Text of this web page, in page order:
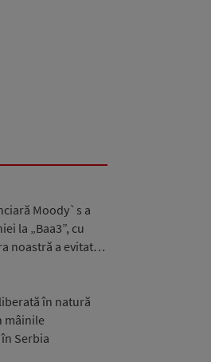
Moody`s a
la „Baa3”, cu
noastră a evitat…
în natură
mâinile
Serbia